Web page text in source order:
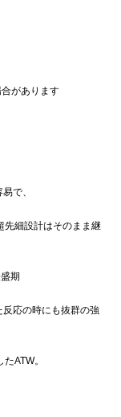
があります
で、
先細設計はそのまま継
期
応の時にも抜群の強
ATW。